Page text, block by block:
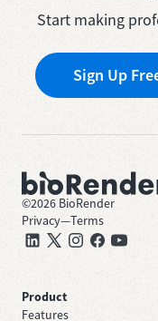
Start making
Sign Up
©2026 BioRender
Privacy—Terms
Product
Features